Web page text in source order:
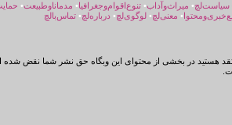
سیاست‌لچ• میراث‌و‌آداب• تنوع‌اقوام‌و‌جغرافیا• مد‌مانا‌و‌طبیعت•
• معنی‌لچ• لوگوی‌لچ• درباره‌لچ• تماس‌بالچ
هستید در بخشی از محتوای این وبگاه حق نشر شما نقض شده